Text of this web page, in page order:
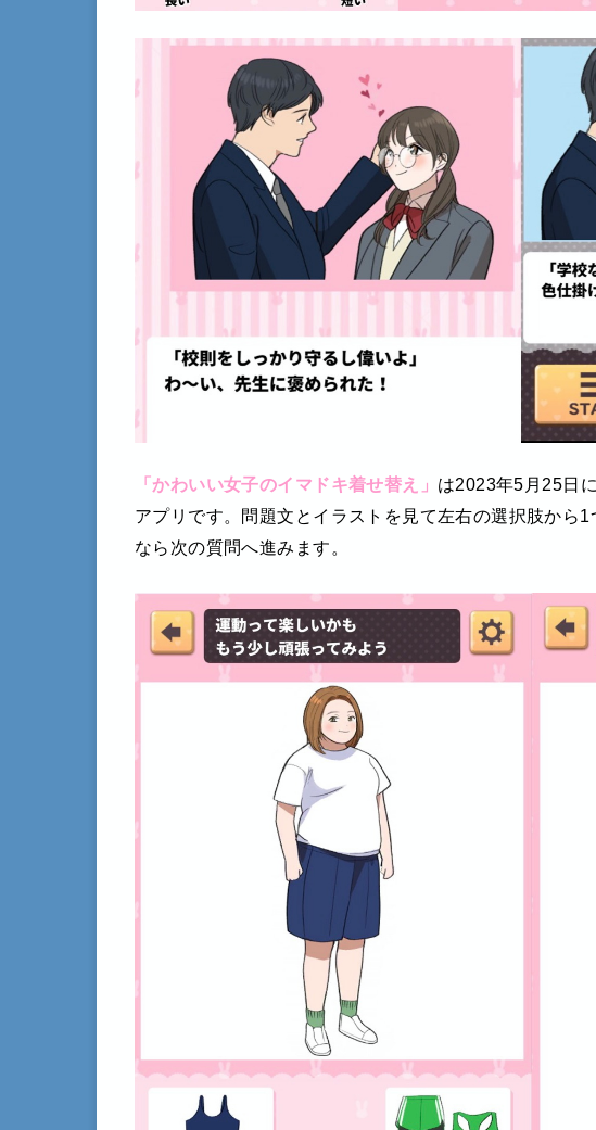
「かわいい女子のイマドキ着せ替え」 は2023年5月25日に
アプリです。問題文とイラストを見て左右の選択肢から
なら次の質問へ進みます。